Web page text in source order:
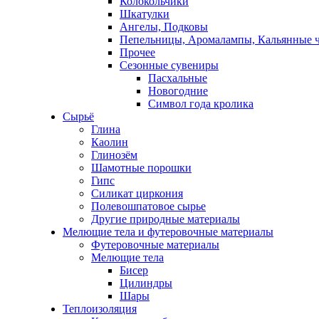
Шкатулки
Ангелы, Подковы
Пепельницы, Аромалампы, Кальянные
Прочее
Сезонные сувениры
Пасхальные
Новогодние
Символ года кролика
Сырьё
Глина
Каолин
Глинозём
Шамотные порошки
Гипс
Силикат циркония
Полевошпатовое сырье
Другие природные материалы
Мелющие тела и футеровочные материалы
Футеровочные материалы
Мелющие тела
Бисер
Цилиндры
Шары
Теплоизоляция